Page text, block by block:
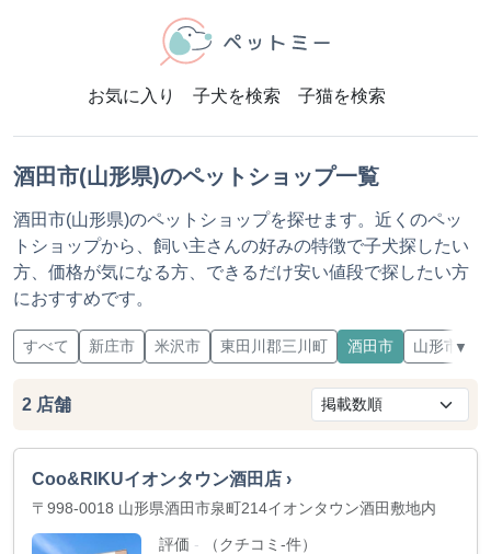
お気に入り 子犬を検索 子猫を検索
酒田市(山形県)のペットショップ一覧
酒田市(山形県)のペットショップを探せます。近くのペッ
トショップから、飼い主さんの好みの特徴で子犬探したい
方、価格が気になる方、できるだけ安い値段で探したい方
におすすめです。
すべて 新庄市 米沢市 東田川郡三川町 酒田市 山形市▼
2 店舗
Coo&RIKUイオンタウン酒田店 ›
〒998-0018 山形県酒田市泉町214イオンタウン酒田敷地内
評価 -
（クチコミ-件）